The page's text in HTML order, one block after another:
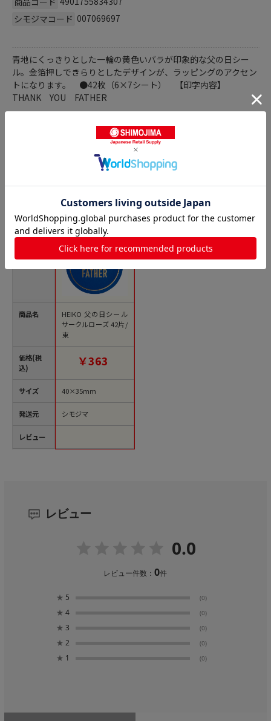
シモジマコード 007069697
青地にくっきりとした一輪の黄色いバラが印象的な父の日シー
ル。金箔押しできらりとしたデザインが、ラッピングのアクセン
トになります。 ●42枚（6×7シート） 【印字内容】
THANK YOU FATHER
商品名
価格(税
込)
サイズ
発送元
レビュー
HEIKO 父の日シール
サークルローズ 42片/
束
￥363
40×35mm
シモジマ
レビュー
0.0
レビュー件数：0件
★ 5 (0)
★ 4 (0)
★ 3 (0)
★ 2 (0)
★ 1 (0)